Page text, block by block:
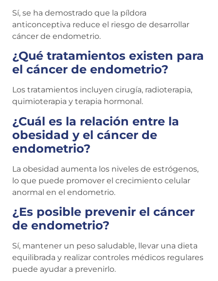
Sí, se ha demostrado que la píldora
anticonceptiva reduce el riesgo de desarrollar
cáncer de endometrio.
¿Qué tratamientos existen para
el cáncer de endometrio?
Los tratamientos incluyen cirugía, radioterapia,
quimioterapia y terapia hormonal.
¿Cuál es la relación entre la
obesidad y el cáncer de
endometrio?
La obesidad aumenta los niveles de estrógenos,
lo que puede promover el crecimiento celular
anormal en el endometrio.
¿Es posible prevenir el cáncer
de endometrio?
Sí, mantener un peso saludable, llevar una dieta
equilibrada y realizar controles médicos regulares
puede ayudar a prevenirlo.